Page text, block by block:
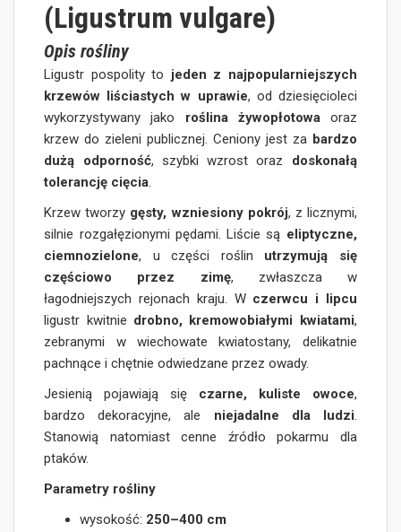
(Ligustrum vulgare)
Opis rośliny
Ligustr pospolity to jeden z najpopularniejszych
krzewów liściastych w uprawie, od dziesięcioleci
wykorzystywany jako roślina żywopłotowaoraz
krzew do zieleni publicznej. Ceniony jest za bardzo
dużą odporność, szybki wzrost oraz doskonałą
tolerancję cięcia.
Krzew tworzy gęsty, wzniesiony pokrój, z licznymi,
silnie rozgałęzionymi pędami. Liście są eliptyczne,
ciemnozielone, u części roślin utrzymują się
częściowo przez zimę, zwłaszcza w
łagodniejszych rejonach kraju. W czerwcu i lipcu
ligustr kwitnie drobno, kremowobiałymi kwiatami,
zebranymi w wiechowate kwiatostany, delikatnie
pachnące i chętnie odwiedzane przez owady.
Jesienią pojawiają się czarne, kuliste owoce,
bardzo dekoracyjne, ale niejadalne dla ludzi.
Stanowią natomiast cenne źródło pokarmu dla
ptaków.
Parametry rośliny
wysokość: 250–400 cm